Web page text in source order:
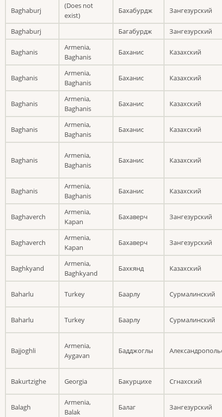
Baghaburj
(Does not
exist)
Бахабурдж Зангезурский
Baghaburj Багабурдж Зангезурский
Baghanis
Armenia,
Baghanis
Баханис Казахский
Baghanis
Armenia,
Baghanis
Баханис Казахский
Baghanis
Armenia,
Baghanis
Баханис Казахский
Baghanis
Armenia,
Baghanis
Баханис Казахский
Baghanis
Armenia,
Baghanis
Баханис Казахский
Baghanis
Armenia,
Baghanis
Баханис Казахский
Baghaverch
Armenia,
Kapan
Бахаверч Зангезурский
Baghaverch
Armenia,
Kapan
Бахаверч Зангезурский
Baghkyand
Armenia,
Baghkyand
Бахкянд Казахский
Baharlu Turkey Баарлу Сурмалинский
Baharlu Turkey Баарлу Сурмалинский
Bajjoghli
Armenia,
Aygavan
Бадджоглы
Bakurtzighe Georgia Бакурцихе Сгнахский
Balagh
Armenia,
Balak
Балаг Зангезурский